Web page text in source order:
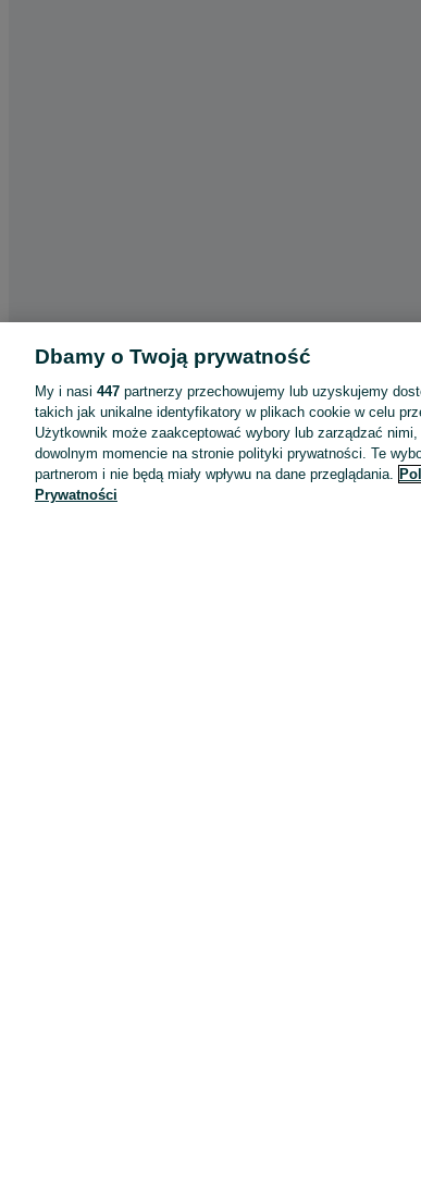
Dbamy o Twoją prywatność
My i nasi 447 partnerzy przechowujemy lub uzyskujemy
takich jak unikalne identyfikatory w plikach cookie w celu
Użytkownik może zaakceptować wybory lub zarządzać
dowolnym momencie na stronie polityki prywatności. Te
partnerom i nie będą miały wpływu na dane przeglądania.
Prywatności